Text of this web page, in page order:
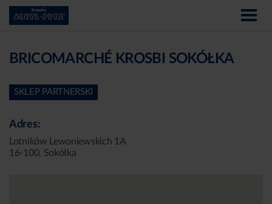
BRICOMARCHÉ KROSBI SOKÓŁKA
SKLEP PARTNERSKI
Adres:
Lotników Lewoniewskich 1A
16-100, Sokółka